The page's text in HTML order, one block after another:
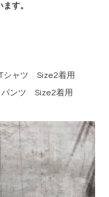
す。
シャツ Size2着用
パンツ Size2着用